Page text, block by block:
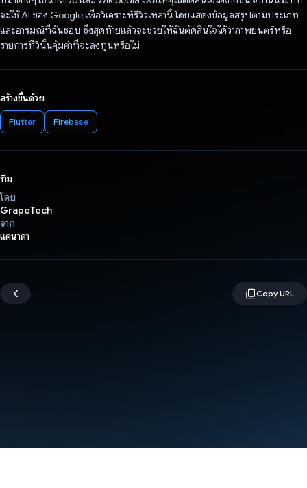
จะใช้ AI ของ Google เพื่อวิเคราะห์รีวิวเหล่านี้ โดยแสดงข้อมูลสรุปตามประเภท
และอารมณ์ที่ฉันชอบ ซึ่งสุดท้ายแล้วจะช่วยให้ฉันตัดสินใจได้ว่าภาพยนตร์หรือ
รายการทีวีนั้นคุ้มค่าที่จะลงทุนหรือไม่
สร้างขึ้นด้วย
Flutter Firebase
ทีม
โดย
GrapeTech
จาก
แคนาดา